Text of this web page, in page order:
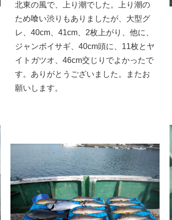
北東の風で、上り潮でした。上り潮の
ため喰い渋りもありましたが、大型グ
レ、40cm、41cm、2枚上がり、他に、
ジャンボイサギ、40cm頭に、11枚とヤ
イトガツオ、46cm交じりでよかったで
す。ありがとうございました。またお
願いします。